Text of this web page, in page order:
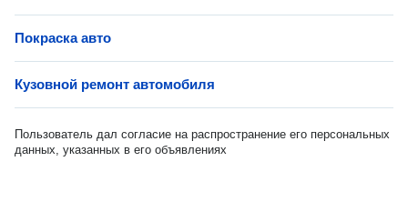
Покраска авто
Кузовной ремонт автомобиля
Пользователь дал согласие на распространение его персональных
данных, указанных в его объявлениях